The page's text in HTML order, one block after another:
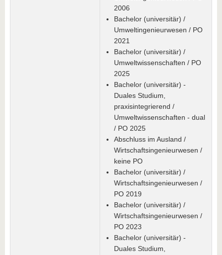
2006
Bachelor (universitär) /
Umweltingenieurwesen / PO
2021
Bachelor (universitär) /
Umweltwissenschaften / PO
2025
Bachelor (universitär) -
Duales Studium,
praxisintegrierend /
Umweltwissenschaften - dual
/ PO 2025
Abschluss im Ausland /
Wirtschaftsingenieurwesen /
keine PO
Bachelor (universitär) /
Wirtschaftsingenieurwesen /
PO 2019
Bachelor (universitär) /
Wirtschaftsingenieurwesen /
PO 2023
Bachelor (universitär) -
Duales Studium,